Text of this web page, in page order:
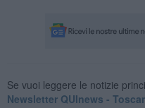
Se vuoi leggere le notizie
Newsletter QUInews -